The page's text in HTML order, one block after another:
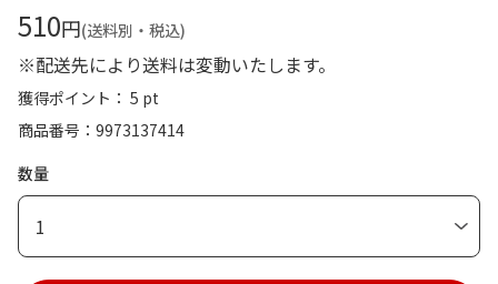
510円(送料別・税込)
※配送先により送料は変動いたします。
獲得ポイント： 5 pt
商品番号
9973137414
数量
1